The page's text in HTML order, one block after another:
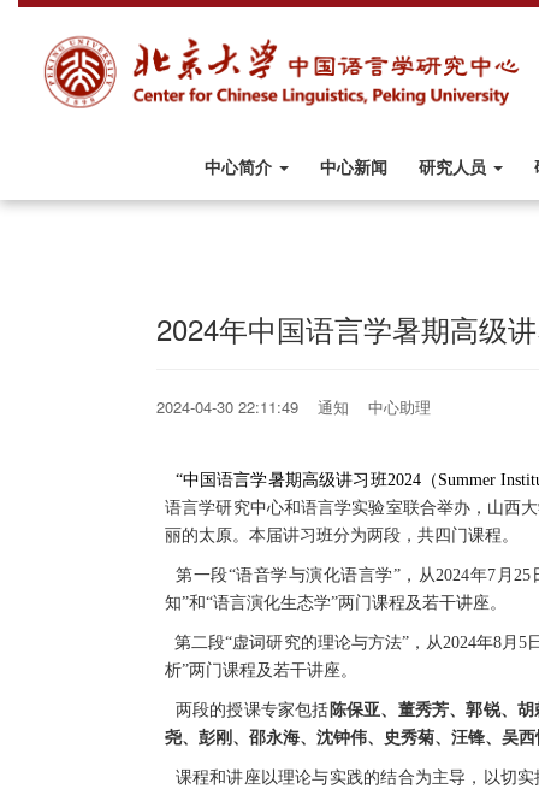
中心简介 中心新闻 研究人员
2024年中国语言学暑期高级
2024-04-30 22:11:49 通知 中心助理
“中国语言学暑期高级讲习班2024（ Summer
语言学研究中心和语言学实验室联合举办，山西
丽的太原。本届讲习班分为两段，共四门课程。
第一段“语音学与演化语言学”，从2024年7 月25
知”和“语言演化生态学”两门课程及若干讲座。
第二段“虚词研究的理论与方法”，从2024年8月5
析”两门课程及若干讲座。
两段的授课专家包括 陈保亚、董秀芳、郭锐、
尧、彭刚、邵永海、沈钟伟、史秀菊、汪锋、吴
课程和讲座以理论与实践的结合为主导，以切